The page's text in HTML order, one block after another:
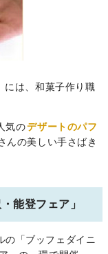
には、和菓子作り職
気のデザートのパフ
んの美しい手さばき
能登フェア」
の「ブッフェダイニ